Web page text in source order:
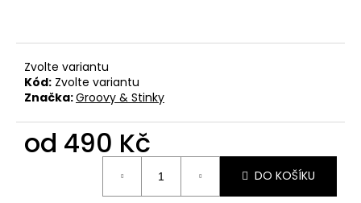
Zvolte variantu
Kód: Zvolte variantu
Značka:Groovy & Stinky
od 490 Kč
DO KOŠÍKU
TRIČKO
KRABATHOR
ONLY
OUR
DEATH
IS